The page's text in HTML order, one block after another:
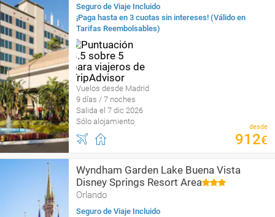
Seguro de Viaje Incluido
¡Paga hasta en 3 cuotas sin intereses! (Válido en
Tarifas Reembolsables)
Vuelos desde Madrid
9 días / 7 noches
Salida el 7 dic 2026
Sólo alojamiento
desde
912€
Wyndham Garden Lake Buena Vista
Disney Springs Resort Area
Orlando
Seguro de Viaje Incluido